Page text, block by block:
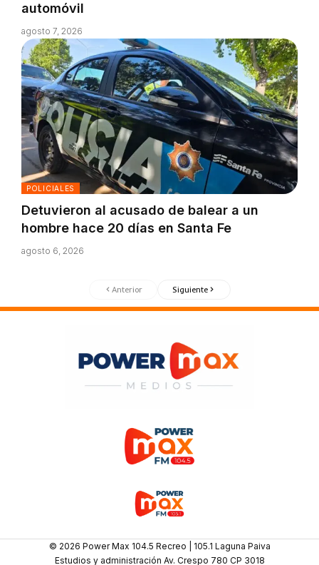
automóvil
agosto 7, 2026
POLICIALES
Detuvieron al acusado de balear a un
hombre hace 20 días en Santa Fe
agosto 6, 2026
Anterior Siguiente
© 2026 Power Max 104.5 Recreo | 105.1 Laguna Paiva
Estudios y administración Av. Crespo 780 CP 3018